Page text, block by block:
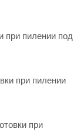
при пилении под
при пилении
при